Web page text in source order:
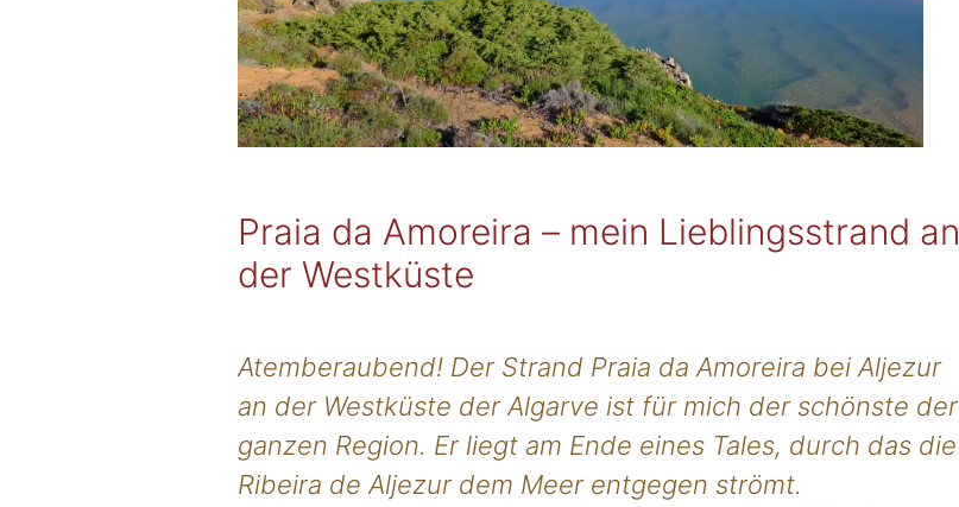
Praia da Amoreira – mein Lieblingsstrand an
der Westküste
Atemberaubend! Der Strand Praia da Amoreira bei Aljezur
an der Westküste der Algarve ist für mich der schönste der
ganzen Region. Er liegt am Ende eines Tales, durch das die
Ribeira de Aljezur dem Meer entgegen strömt.